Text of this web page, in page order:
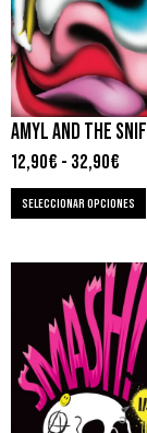
12,90€ - 32,90€
SELECCIONAR OPCIONES